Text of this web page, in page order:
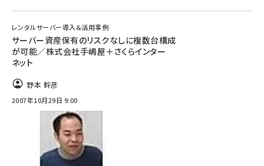
レンタルサーバー導入＆活用事例
サーバー資産保有のリスクなしに複数台構成
が可能／株式会社手嶋屋＋さくらインター
ネット
野本 幹彦
2007年10月29日 9:00